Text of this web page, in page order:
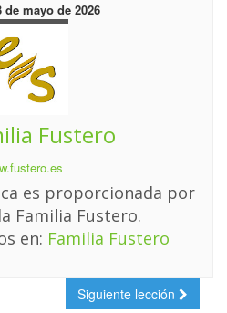
de mayo de 2026
Fustero
es proporcionada por
Familia Fustero.
en: Familia Fustero
Siguiente lección